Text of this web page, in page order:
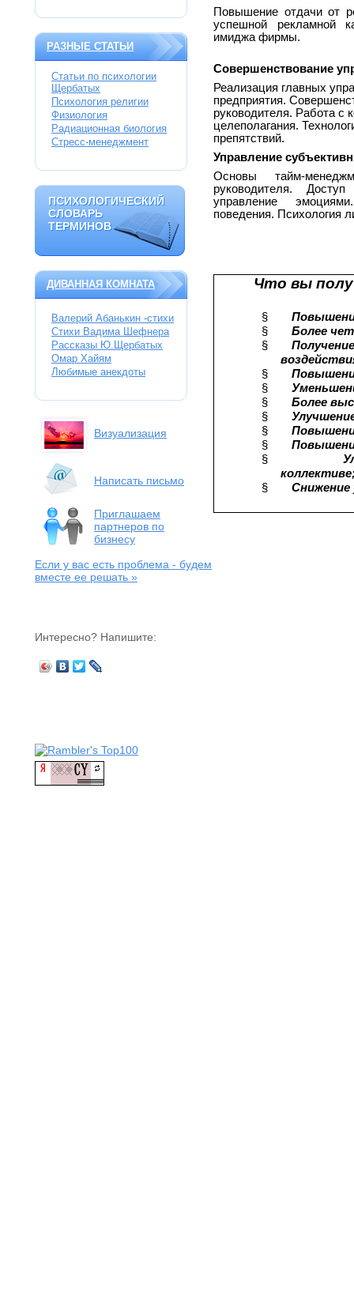
РАЗНЫЕ СТАТЬИ
Статьи по психологии
Щербатых
Психология религии
Физиология
Радиационная биология
Стресс-менеджмент
ПСИХОЛОГИЧЕСКИЙ
СЛОВАРЬ
ТЕРМИНОВ
ПСИХОЛОГИЧЕСКИЙ
СЛОВАРЬ
ТЕРМИНОВ
ДИВАННАЯ КОМНАТА
Валерий Абанькин -стихи
Стихи Вадима Шефнера
Рассказы Ю.Щербатых
Омар Хайям
Любимые анекдоты
Визуализация
Написать письмо
Приглашаем
партнеров по
бизнесу
Если у вас есть проблема - будем
вместе ее решать »
Интересно? Напишите:
Повышение отдачи от
успешной рекламной
имиджа фирмы.
Совершенствование
Реализация главных
предприятия.
руководителя. Работа с
целеполагания.
препятствий.
Управление
Основы тайм-
руководителя.
управление
поведения. Психология
Что вы
§
§
Более
§
§
§
§
Более
§
§
§
§
§
Снижение